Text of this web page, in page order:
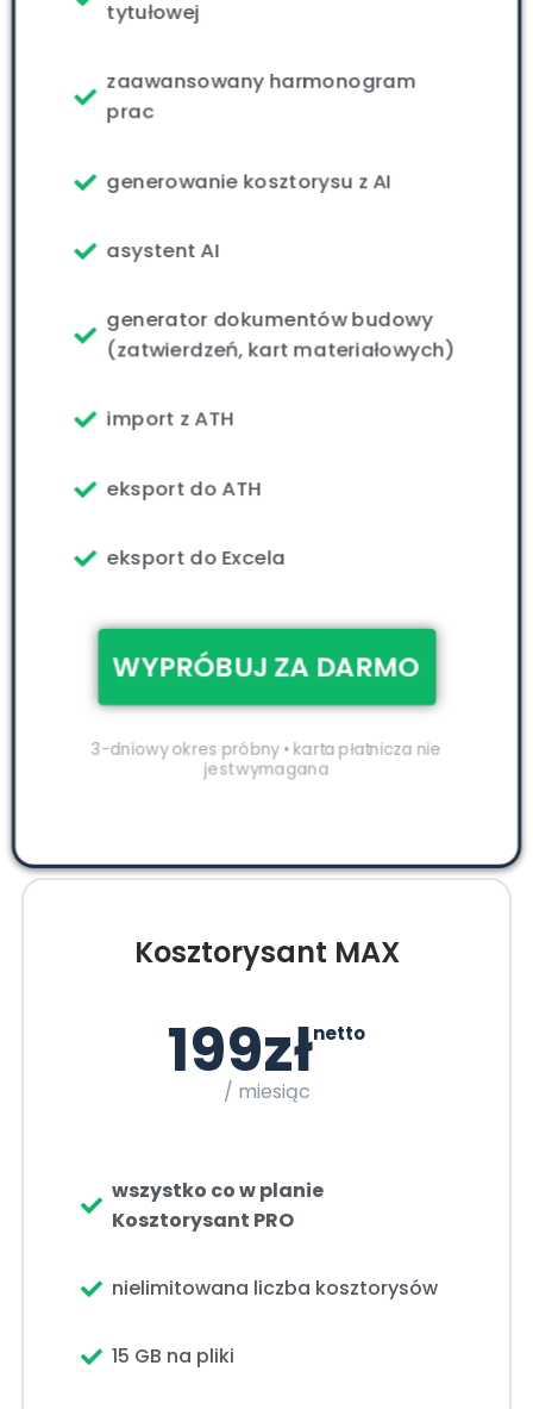
tytułowej
zaawansowany harmonogram
prac
generowanie kosztorysu z AI
asystent AI
generator dokumentów budowy
(zatwierdzeń, kart materiałowych)
import z ATH
eksport do ATH
eksport do Excela
WYPRÓBUJ ZA DARMO
3-dniowy okres próbny • karta płatnicza nie
jest wymagana
Kosztorysant MAX
199złnetto
/ miesiąc
wszystko co w planie
Kosztorysant PRO
nielimitowana liczba kosztorysów
15 GB na pliki